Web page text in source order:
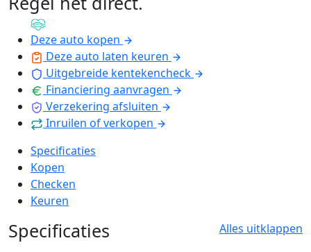
Deze auto kopen
Deze auto laten keuren
Uitgebreide kentekencheck
Financiering aanvragen
Verzekering afsluiten
Inruilen of verkopen
Specificaties
Kopen
Checken
Keuren
Specificaties Alles uitklappen